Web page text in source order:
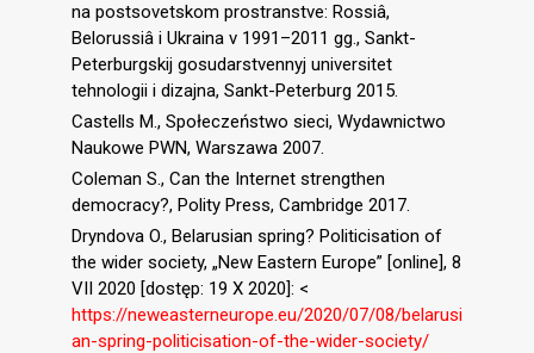
na postsovetskom prostranstve: Rossiâ,
Belorussiâ i Ukraina v 1991–2011 gg., Sankt-
Peterburgskij gosudarstvennyj universitet
tehnologii i dizajna, Sankt-Peterburg 2015.
Castells M., Społeczeństwo sieci, Wydawnictwo
Naukowe PWN, Warszawa 2007.
Coleman S., Can the Internet strengthen
democracy?, Polity Press, Cambridge 2017.
Dryndova O., Belarusian spring? Politicisation of
the wider society, „New Eastern Europe” [online], 8
VII 2020 [dostęp: 19 X 2020]: <
https://neweasterneurope.eu/2020/07/08/belarusi
an-spring-politicisation-of-the-wider-society/